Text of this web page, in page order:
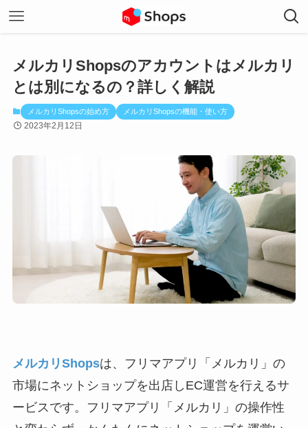
メルカリShopsのアカウントはメルカリ
とは別になるの？詳しく解説
メルカリShopsの始め方 メルカリShopsの機能・使い方
2023年2月12日
メルカリShopsは、フリマアプリ「メルカリ」の
市場にネットショップを出店しEC運営を行えるサ
ービスです。フリマアプリ「メルカリ」の操作性